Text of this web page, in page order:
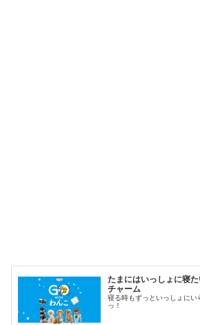
たまにはいっしょに寝
チャーム
寝る時もずっといっしょにい
っ！